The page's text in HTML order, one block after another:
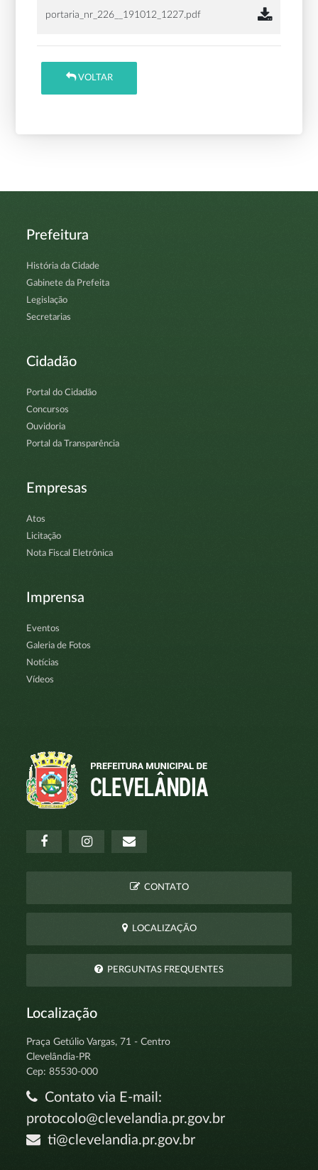
portaria_nr_226__191012_1227.pdf
VOLTAR
Prefeitura
História da Cidade
Gabinete da Prefeita
Legislação
Secretarias
Cidadão
Portal do Cidadão
Concursos
Ouvidoria
Portal da Transparência
Empresas
Atos
Licitação
Nota Fiscal Eletrônica
Imprensa
Eventos
Galeria de Fotos
Notícias
Vídeos
CONTATO
LOCALIZAÇÃO
PERGUNTAS FREQUENTES
Localização
Praça Getúlio Vargas, 71 - Centro
Clevelândia-PR
Cep: 85530-000
Contato via E-mail:
protocolo@clevelandia.pr.gov.br
ti@clevelandia.pr.gov.br